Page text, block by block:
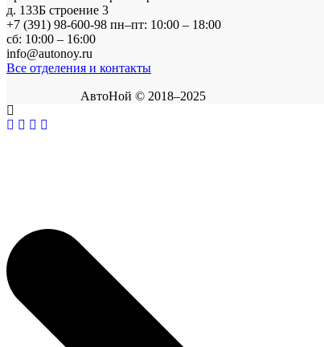
д. 133Б строение 3
+7 (391) 98-600-98 пн–пт: 10:00 – 18:00
сб: 10:00 – 16:00
info@autonoy.ru
Все отделения и контакты
АвтоНой © 2018–2025